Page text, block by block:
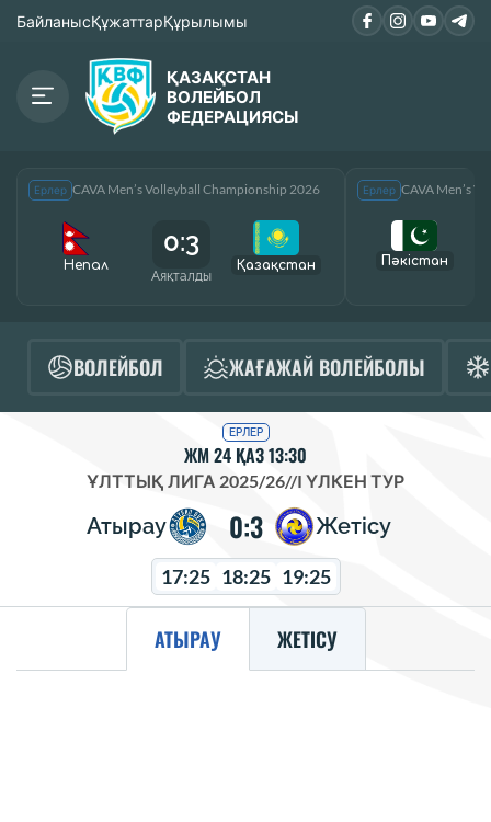
БайланысҚұжаттарҚұрылымы
ҚАЗАҚСТАН
ВОЛЕЙБОЛ
ФЕДЕРАЦИЯСЫ
Ерлер CAVA Men’s Volleyball Championship 2026
Непал
0:3
Аяқталды
Қазақcтан
Ерлер CAVA Men’s
Пәкістан
ВОЛЕЙБОЛ ЖАҒАЖАЙ ВОЛЕЙБОЛЫ
ЕРЛЕР
ЖМ 24 ҚАЗ 13:30
ҰЛТТЫҚ ЛИГА 2025/26//I ҮЛКЕН ТУР
Атырау 0:3 Жетісу
17:25 18:25 19:25
АТЫРАУ ЖЕТІСУ